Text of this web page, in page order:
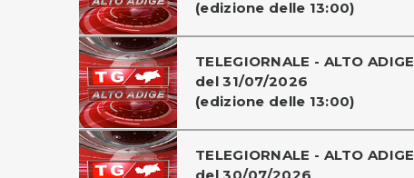
(edizione delle 13:00)
TELEGIORNALE - ALTO ADIGE
del 31/07/2026
(edizione delle 13:00)
TELEGIORNALE - ALTO ADIGE